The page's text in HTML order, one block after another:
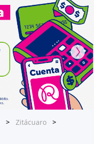
Zitácuaro